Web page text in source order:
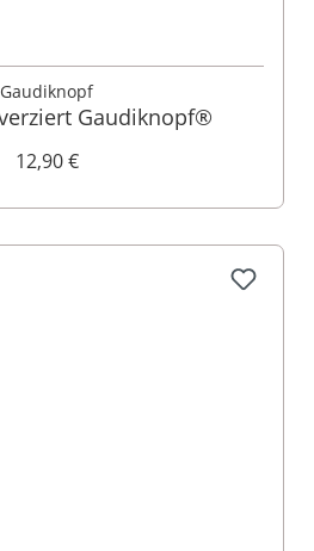
Gaudiknopf
Gaudiknopf®
12,90 €